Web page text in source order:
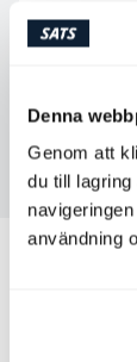
Denna
Genom att
du till
användning
Lördag